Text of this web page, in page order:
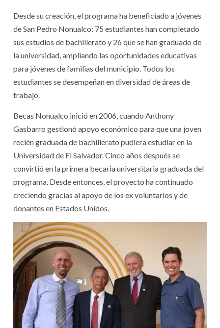
Desde su creación, el programa ha beneficiado a jóvenes
de San Pedro Nonualco: 75 estudiantes han completado
sus estudios de bachillerato y 26 que se han graduado de
la universidad, ampliando las oportunidades educativas
para jóvenes de familias del municipio. Todos los
estudiantes se desempeñan en diversidad de áreas de
trabajo.
Becas Nonualco inició en 2006, cuando Anthony
Gasbarro gestionó apoyo económico para que una joven
recién graduada de bachillerato pudiera estudiar en la
Universidad de El Salvador. Cinco años después se
convirtió en la primera becaria universitaria graduada del
programa. Desde entonces, el proyecto ha continuado
creciendo gracias al apoyo de los ex voluntarios y de
donantes en Estados Unidos.